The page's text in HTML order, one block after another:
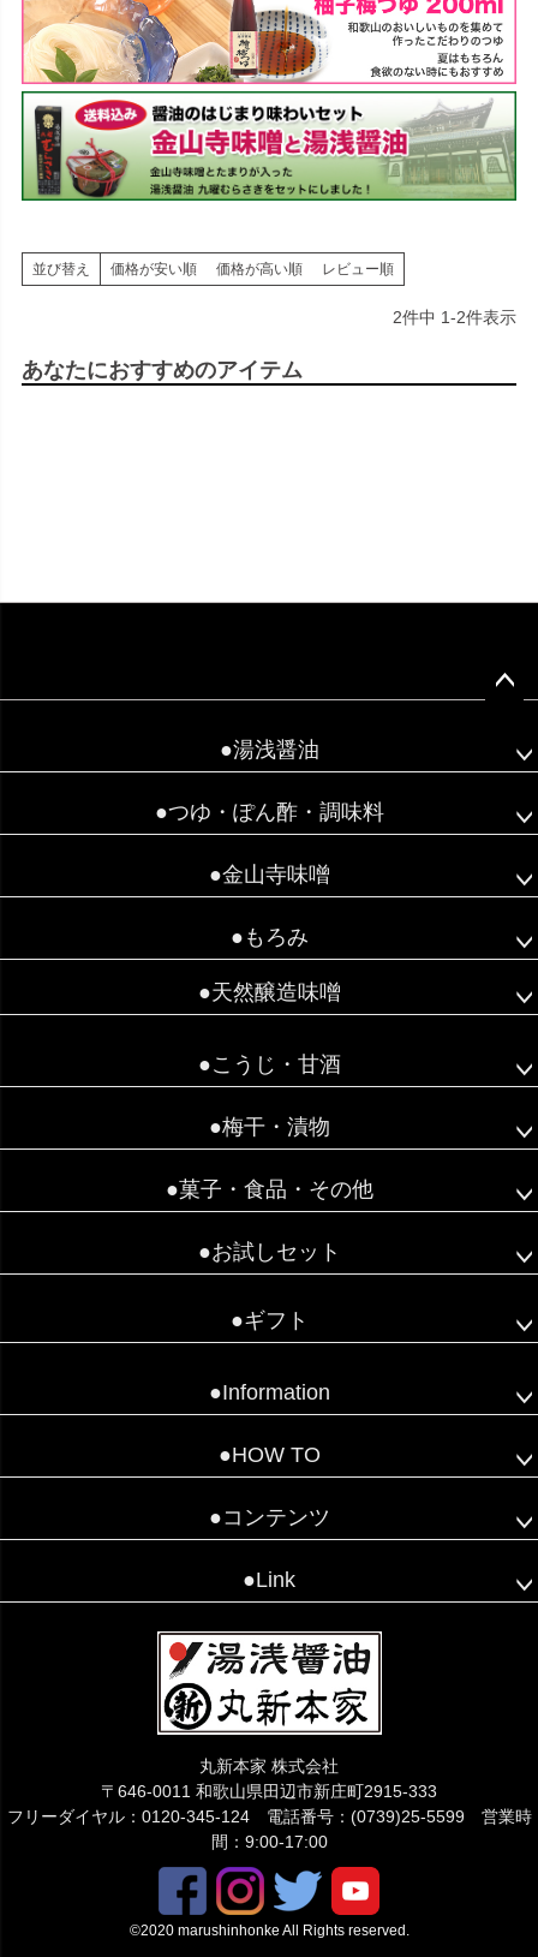
並び替え 価格が安い順 価格が高い順 レビュー順
2件中 1-2件表示
あなたにおすすめのアイテム
●湯浅醤油
●つゆ・ぽん酢・調味料
●金山寺味噌
●もろみ
●天然醸造味噌
●こうじ・甘酒
●梅干・漬物
●菓子・食品・その他
●お試しセット
●ギフト
●Information
●HOW TO
●コンテンツ
●Link
丸新本家 株式会社
〒646-0011 和歌山県田辺市新庄町2915-333
フリーダイヤル：0120-345-124 電話番号：(0739)25-5599 営業時
間：9:00-17:00
©2020 marushinhonke All Rights reserved.